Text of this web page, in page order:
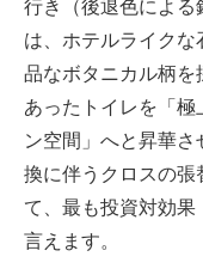
行き（後退色による
は、ホテルライクな
品なボタニカル柄を
あったトイレを「極
ン空間」へと昇華
換に伴うクロスの張
て、最も投資対効果
言えます。